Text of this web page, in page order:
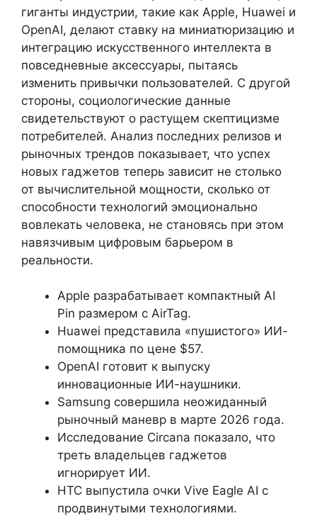
гиганты индустрии, такие как Apple, Huawei и
OpenAI, делают ставку на миниатюризацию и
интеграцию искусственного интеллекта в
повседневные аксессуары, пытаясь
изменить привычки пользователей. С другой
стороны, социологические данные
свидетельствуют о растущем скептицизме
потребителей. Анализ последних релизов и
рыночных трендов показывает, что успех
новых гаджетов теперь зависит не столько
от вычислительной мощности, сколько от
способности технологий эмоционально
вовлекать человека, не становясь при этом
навязчивым цифровым барьером в
реальности.
Apple разрабатывает компактный AI
Pin размером с AirTag.
Huawei представила «пушистого» ИИ-
помощника по цене $57.
OpenAI готовит к выпуску
инновационные ИИ-наушники.
Samsung совершила неожиданный
рыночный маневр в марте 2026 года.
Исследование Circana показало, что
треть владельцев гаджетов
игнорирует ИИ.
HTC выпустила очки Vive Eagle AI с
продвинутыми технологиями.